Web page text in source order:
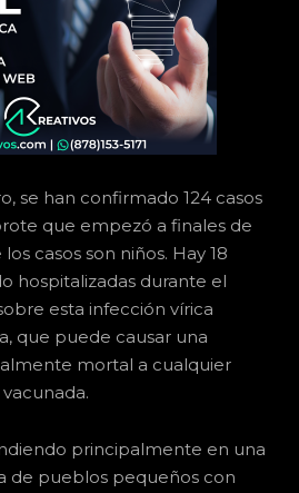
se han confirmado 124 casos
que empezó a finales de
casos son niños. Hay 18
hospitalizadas durante el
esta infección vírica
que puede causar una
mortal a cualquier
principalmente en una
de pueblos pequeños con